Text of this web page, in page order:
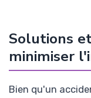
Solutions
minimiser
Bien qu'un